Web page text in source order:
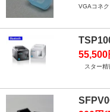
VGAコネ
55,500
スター